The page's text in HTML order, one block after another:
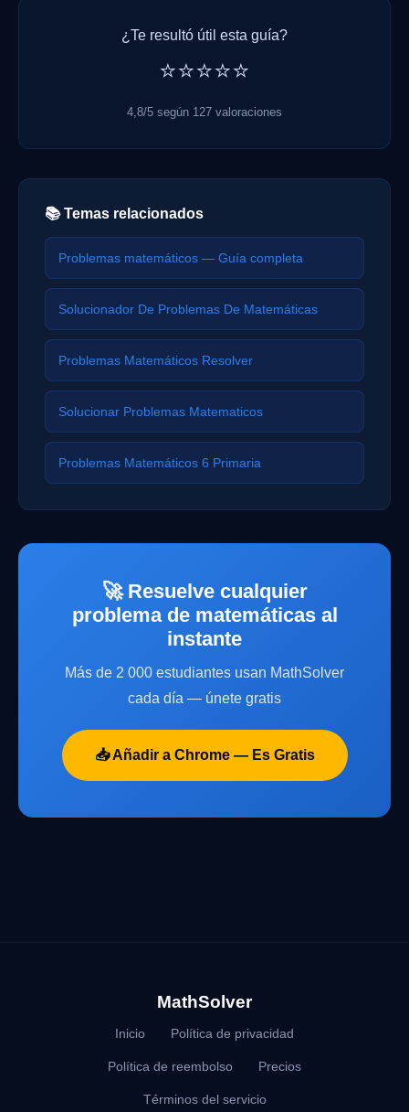
¿Te resultó útil esta guía?
⭐⭐⭐⭐⭐
4,8/5 según 127 valoraciones
📚 Temas relacionados
Problemas matemáticos — Guía completa
Solucionador De Problemas De Matemáticas
Problemas Matemáticos Resolver
Solucionar Problemas Matematicos
Problemas Matemáticos 6 Primaria
🚀 Resuelve cualquier
problema de matemáticas al
instante
Más de 2 000 estudiantes usan MathSolver
cada día — únete gratis
📥 Añadir a Chrome — Es Gratis
MathSolver
Inicio Política de privacidad
Política de reembolso Precios
Términos del servicio